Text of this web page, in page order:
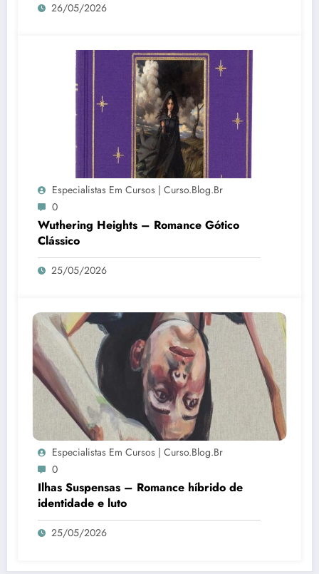
26/05/2026
Especialistas Em Cursos | Curso.blog.br
0
Wuthering Heights – Romance Gótico
Clássico
25/05/2026
Especialistas Em Cursos | Curso.blog.br
0
Ilhas Suspensas – Romance híbrido de
identidade e luto
25/05/2026